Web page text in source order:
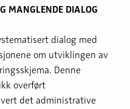
MANGLENDE DIALOG
dialog med
om utviklingen av
Denne
overført
det administrative